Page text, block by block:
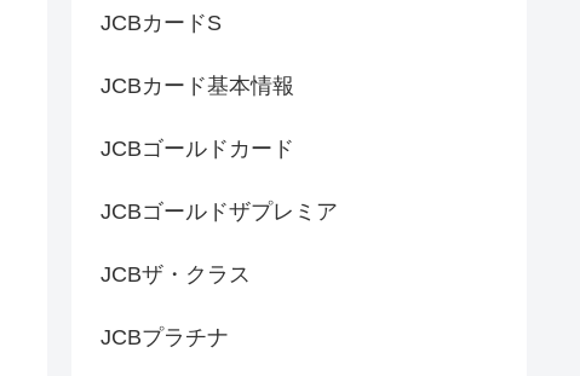
JCBカードS
JCBカード基本情報
JCBゴールドカード
JCBゴールドザプレミア
JCBザ・クラス
JCBプラチナ